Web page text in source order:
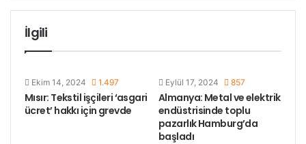
örgütünün ofisi önünde eylem yapılacağını duyurdu.
tekstil konfeksiyon işçileri
İlgili
Ekim 14, 2024 1.497
Mısır: Tekstil işçileri ‘asgari
ücret’ hakkı için grevde
Eylül 17, 2024 857
Almanya: Metal ve elektrik
endüstrisinde toplu
pazarlık Hamburg’da
başladı